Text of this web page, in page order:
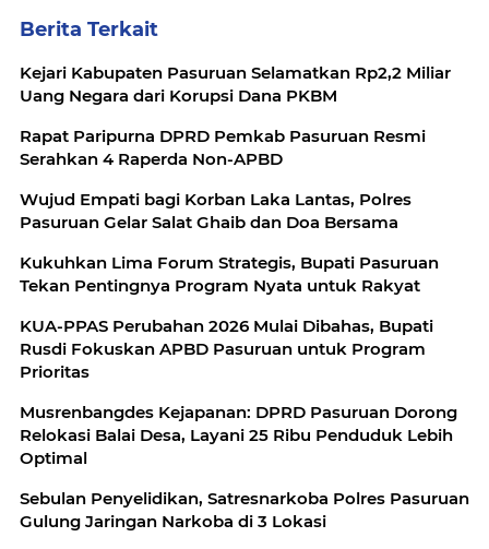
Berita Terkait
Kejari Kabupaten Pasuruan Selamatkan Rp2,2 Miliar
Uang Negara dari Korupsi Dana PKBM
Rapat Paripurna DPRD Pemkab Pasuruan Resmi
Serahkan 4 Raperda Non-APBD
Wujud Empati bagi Korban Laka Lantas, Polres
Pasuruan Gelar Salat Ghaib dan Doa Bersama
Kukuhkan Lima Forum Strategis, Bupati Pasuruan
Tekan Pentingnya Program Nyata untuk Rakyat
KUA-PPAS Perubahan 2026 Mulai Dibahas, Bupati
Rusdi Fokuskan APBD Pasuruan untuk Program
Prioritas
Musrenbangdes Kejapanan: DPRD Pasuruan Dorong
Relokasi Balai Desa, Layani 25 Ribu Penduduk Lebih
Optimal
Sebulan Penyelidikan, Satresnarkoba Polres Pasuruan
Gulung Jaringan Narkoba di 3 Lokasi